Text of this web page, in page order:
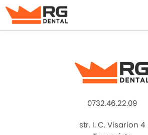
0732.46.22.09
str. I. C. Visarion 4